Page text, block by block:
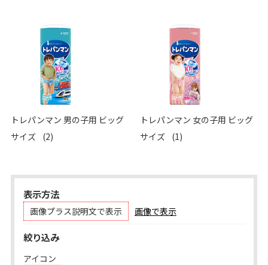
トレパンマン 男の子用 ビッグ
サイズ (2)
トレパンマン 女の子用 ビッグ
サイズ (1)
表示方法
画像プラス説明文で表示 画像で表示
絞り込み
アイコン